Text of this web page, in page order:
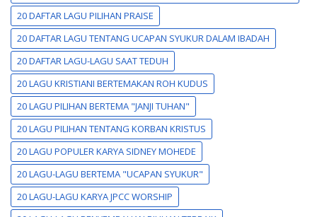
20 DAFTAR LAGU PILIHAN PRAISE
20 DAFTAR LAGU TENTANG UCAPAN SYUKUR DALAM IBADAH
20 DAFTAR LAGU-LAGU SAAT TEDUH
20 LAGU KRISTIANI BERTEMAKAN ROH KUDUS
20 LAGU PILIHAN BERTEMA "JANJI TUHAN"
20 LAGU PILIHAN TENTANG KORBAN KRISTUS
20 LAGU POPULER KARYA SIDNEY MOHEDE
20 LAGU-LAGU BERTEMA "UCAPAN SYUKUR"
20 LAGU-LAGU KARYA JPCC WORSHIP